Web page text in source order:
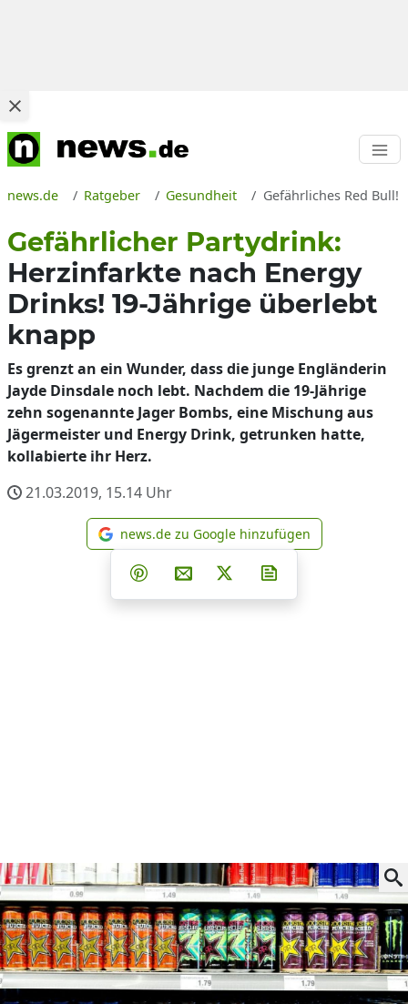
news.de Ratgeber Gesundheit Gefährliches Red Bull!
Gefährlicher Partydrink:
Herzinfarkte nach Energy
Drinks! 19-Jährige überlebt
knapp
Es grenzt an ein Wunder, dass die junge Engländerin
Jayde Dinsdale noch lebt. Nachdem die 19-Jährige
zehn sogenannte Jager Bombs, eine Mischung aus
Jägermeister und Energy Drink, getrunken hatte,
kollabierte ihr Herz.
21.03.2019, 15.14 Uhr
news.de zu Google
news.de zu Google hinzufügen
Teilen auf Facebook
Teilen auf Whatsapp
Teilen auf Telegram
Teilen auf Pinterest
Per E-Mail teilen
Post auf X